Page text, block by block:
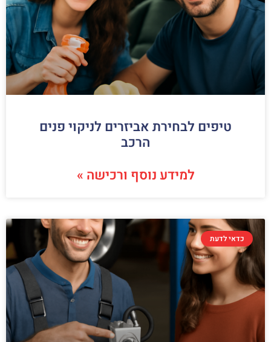
טיפים לבחירת אביזרים לניקוי פנים
הרכב
למידע נוסף ורכישה »
כדאי לדעת